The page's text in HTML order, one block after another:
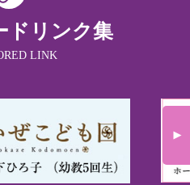
ドリンク集
LINK